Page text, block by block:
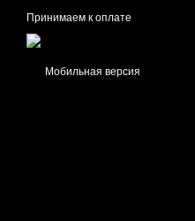
Принимаем к оплате
Мобильная версия